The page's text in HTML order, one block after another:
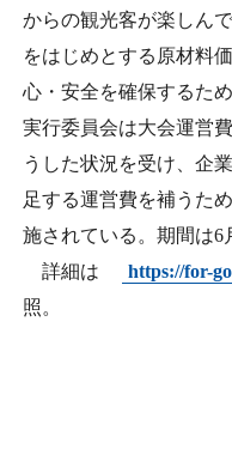
その他
委員会
青年部
日商創
情報公開
からの観光客が楽しん
をはじめとする原材料
心・安全を確保するた
実行委員会は大会運営
うした状況を受け、企
足する運営費を補うた
施されている。期間は6
詳細は
https://for-
照。